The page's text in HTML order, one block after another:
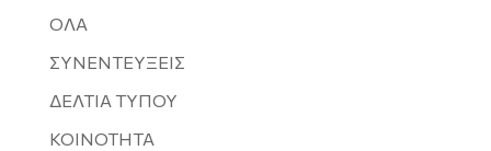
3
ΟΛΑ
ΣΥΝΕΝΤΕΥΞΕΙΣ
ΔΕΛΤΙΑ ΤΥΠΟΥ
ΚΟΙΝΟΤΗΤΑ